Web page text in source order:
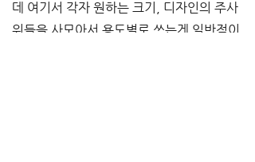
데 여기서 각자 원하는 크기
디자인의 주사
위들을 사모아서 용도별로 쓰는게 일반적이